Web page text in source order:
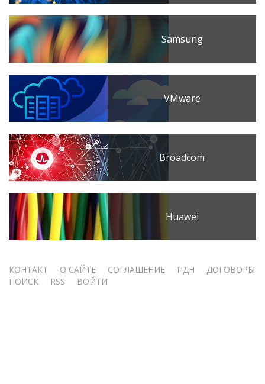
Samsung
VMware
Broadcom
Huawei
Меню
КОНТАКТ О САЙТЕ СОГЛАШЕНИЕ ПДН
ДОГОВОРЫ
ПОИСК
RSS ВОЙТИ